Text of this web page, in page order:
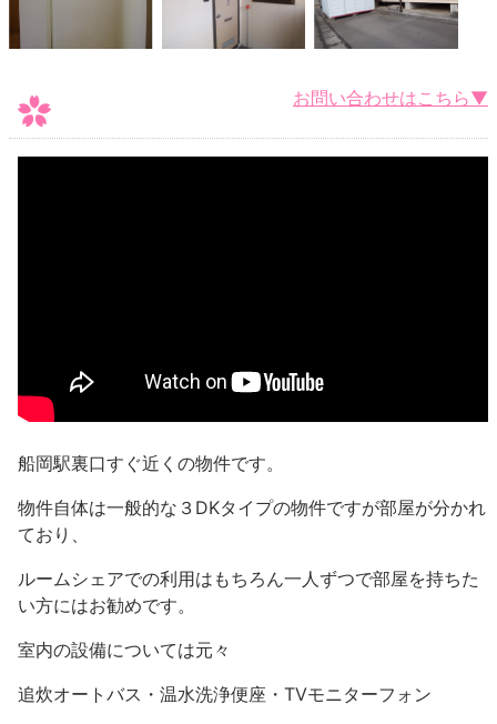
お問い合わせはこちら▼
船岡駅裏口すぐ近くの物件です。
物件自体は一般的な３DKタイプの物件ですが部屋が分かれ
ており、
ルームシェアでの利用はもちろん一人ずつで部屋を持ちた
い方にはお勧めです。
室内の設備については元々
追炊オートバス・温水洗浄便座・TVモニターフォン